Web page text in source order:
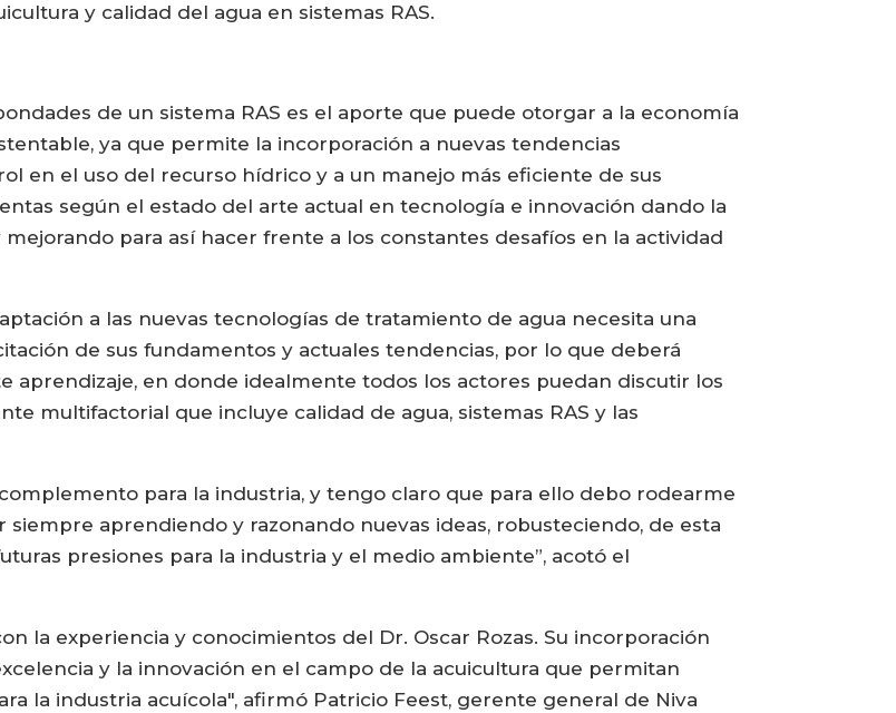
y calidad del agua en sistemas RAS.
de un sistema RAS es el aporte que puede otorgar a la economía
ya que permite la incorporación a nuevas tendencias
en el uso del recurso hídrico y a un manejo más eficiente de sus
según el estado del arte actual en tecnología e innovación dando la
para así hacer frente a los constantes desafíos en la actividad
a las nuevas tecnologías de tratamiento de agua necesita una
de sus fundamentos y actuales tendencias, por lo que deberá
aprendizaje, en donde idealmente todos los actores puedan discutir los
multifactorial que incluye calidad de agua, sistemas RAS y las
para la industria, y tengo claro que para ello debo rodearme
aprendiendo y razonando nuevas ideas, robusteciendo, de esta
presiones para la industria y el medio ambiente”, acotó el
la experiencia y conocimientos del Dr. Oscar Rozas. Su incorporación
y la innovación en el campo de la acuicultura que permitan
la industria acuícola", afirmó Patricio Feest, gerente general de Niva